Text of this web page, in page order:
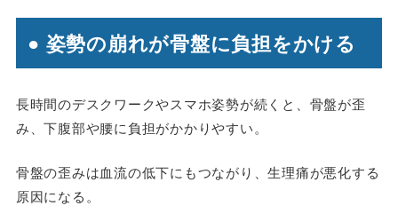
● 姿勢の崩れが骨盤に負担をかける
長時間のデスクワークやスマホ姿勢が続くと、骨盤が歪
み、下腹部や腰に負担がかかりやすい。
骨盤の歪みは血流の低下にもつながり、生理痛が悪化する
原因になる。